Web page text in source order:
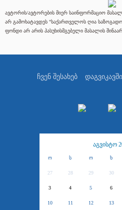
ავტორის/ავტორების მიერ საინფორმაციო
არ გამოხატავდეს "საქართველოს ღია
ფონდი არ არის პასუხისმგებელი მასალის
ჩვენ შესახებ
აგვისტო
ო ს ო ხ
27 28 29 30
3 4 5 6
10 11 12 13